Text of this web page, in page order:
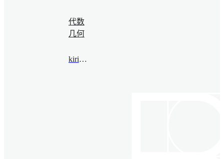
代数
几何
kirillov@bimsa.cn